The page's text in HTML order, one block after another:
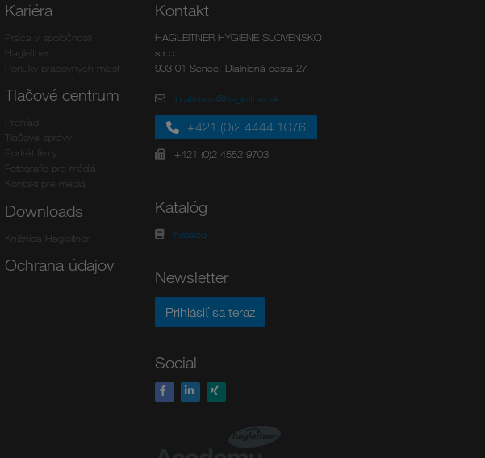
Kariéra
Práca v spoločnosti
Hagleitner
Ponuky pracovných miest
Tlačové centrum
Prehľad
Tlačové správy
Portrét firmy
Fotografie pre médiá
Kontakt pre médiá
Downloads
Knižnica Hagleitner
Ochrana údajov
Kontakt
HAGLEITNER HYGIENE SLOVENSKO
s.r.o.
903 01 Senec, Dialnicná cesta 27
bratislava@hagleitner.sk
+421 (0)2 4444 1076
+421 (0)2 4552 9703
Katalóg
Katalóg
Newsletter
Prihlásiť sa teraz
Social